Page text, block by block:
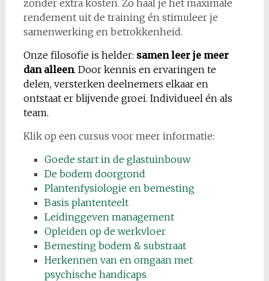
zonder extra kosten. Zo haal je het maximale
rendement uit de training én stimuleer je
samenwerking en betrokkenheid.
Onze filosofie is helder: samen leer je meer
dan alleen. Door kennis en ervaringen te
delen, versterken deelnemers elkaar en
ontstaat er blijvende groei. Individueel én als
team.
Klik op een cursus voor meer informatie:
Goede start in de glastuinbouw
De bodem doorgrond
Plantenfysiologie en bemesting
Basis plantenteelt
Leidinggeven management
Opleiden op de werkvloer
Bemesting bodem & substraat
Herkennen van en omgaan met
psychische handicaps